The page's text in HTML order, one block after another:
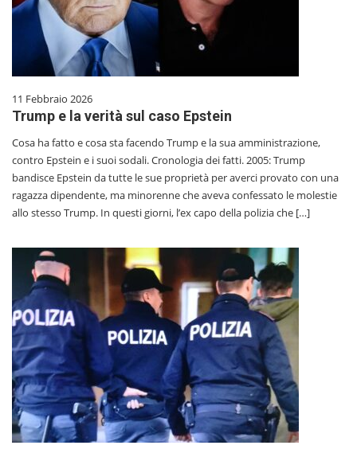
11 Febbraio 2026
Trump e la verità sul caso Epstein
Cosa ha fatto e cosa sta facendo Trump e la sua amministrazione,
contro Epstein e i suoi sodali. Cronologia dei fatti. 2005: Trump
bandisce Epstein da tutte le sue proprietà per averci provato con una
ragazza dipendente, ma minorenne che aveva confessato le molestie
allo stesso Trump. In questi giorni, l’ex capo della polizia che […]